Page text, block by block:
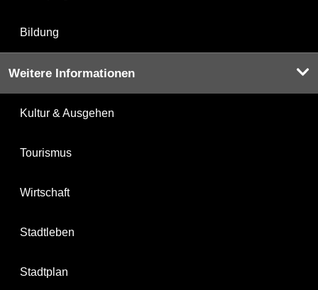
Bildung
Weitere Informationen
Kultur & Ausgehen
Tourismus
Wirtschaft
Stadtleben
Stadtplan